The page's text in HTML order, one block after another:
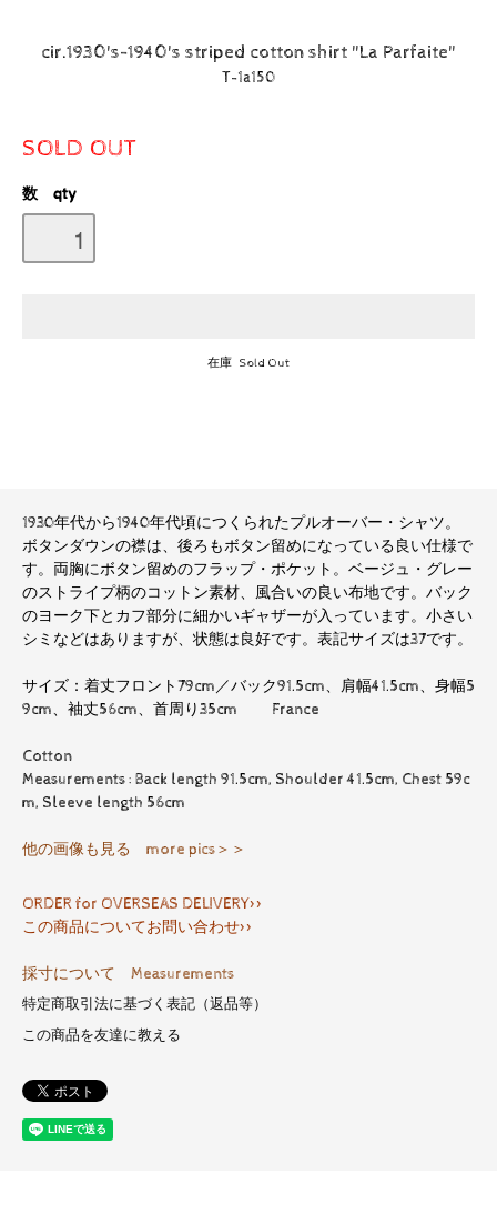
cir.1930's-1940's striped cotton shirt "La Parfaite"
T-1a150
SOLD OUT
数 qty
在庫 Sold Out
1930年代から1940年代頃につくられたプルオーバー・シャツ。
ボタンダウンの襟は、後ろもボタン留めになっている良い仕様で
す。両胸にボタン留めのフラップ・ポケット。ベージュ・グレー
のストライプ柄のコットン素材、風合いの良い布地です。バック
のヨーク下とカフ部分に細かいギャザーが入っています。小さい
シミなどはありますが、状態は良好です。表記サイズは37です。
サイズ：着丈フロント79cm／バック91.5cm、肩幅41.5cm、身幅5
9cm、袖丈56cm、首周り35cm France
Cotton
Measurements : Back length 91.5cm, Shoulder 41.5cm, Chest 59c
m, Sleeve length 56cm
他の画像も見る more pics＞＞
ORDER for OVERSEAS DELIVERY>>
この商品についてお問い合わせ>>
採寸について Measurements
特定商取引法に基づく表記（返品等）
この商品を友達に教える